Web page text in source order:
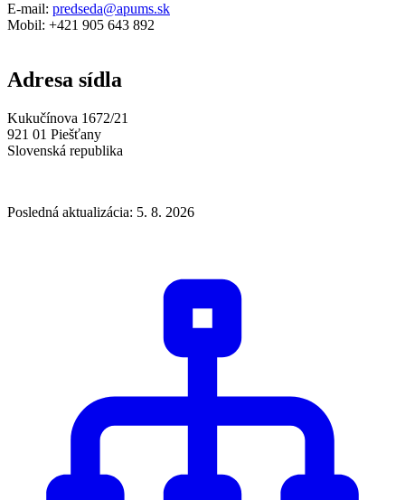
E-mail: predseda@apums.sk
Mobil: +421 905 643 892
Adresa sídla
Kukučínova 1672/21
921 01 Piešťany
Slovenská republika
Posledná aktualizácia: 5. 8. 2026